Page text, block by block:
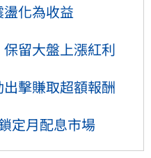
化為收益
留大盤上漲紅利
擊賺取超額報酬
定月配息市場